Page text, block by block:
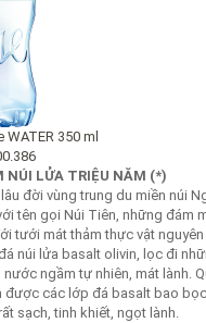
350 ml
NÚI LỬA TRIỆU NĂM (*)
đời vùng trung du miền núi
tên gọi Núi Tiên, những đám
tưới mát thảm thực vật
núi lửa basalt olivin, lọc đi
ngầm tự nhiên, mát lành.
được các lớp đá basalt bao
sạch, tinh khiết, ngọt lành.